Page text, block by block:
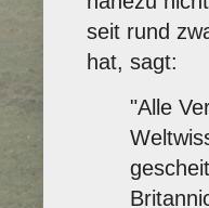
seit rund
hat, sagt:
"Alle